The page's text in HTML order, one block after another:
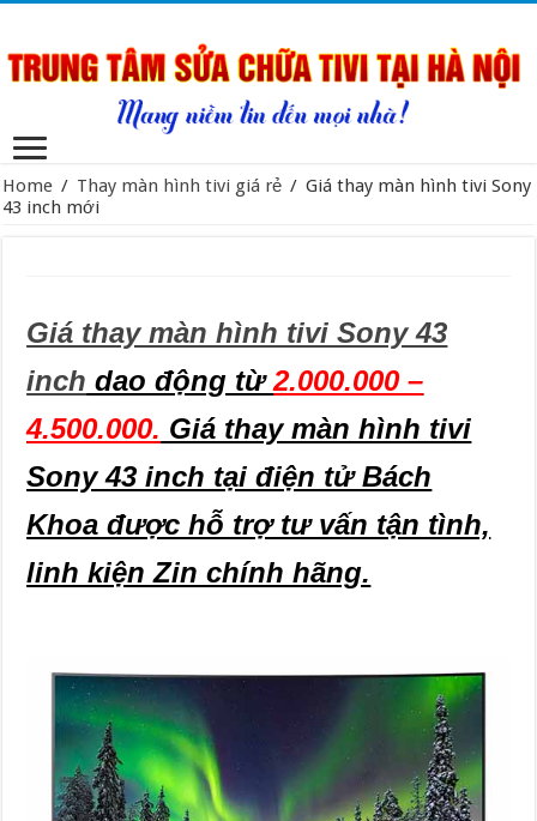
Home / Thay màn hình tivi giá rẻ / Giá thay màn hình tivi Sony
43 inch mới
Giá thay màn hình tivi Sony 43
inch dao động từ2.000.000 –
4.500.000. Giá thay màn hình tivi
Sony 43 inch tại điện tử Bách
Khoa được hỗ trợ tư vấn tận tình,
linh kiện Zin chính hãng.